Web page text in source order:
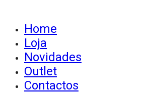
Home
Loja
Novidades
Outlet
Contactos